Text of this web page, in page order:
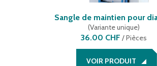
Sangle de maintien pour
(Variante unique)
36.00 CHF /Pièces
VOIR PRODUIT